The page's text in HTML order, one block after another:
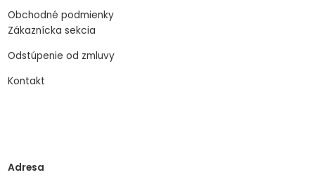
Obchodné podmienky
Zákaznícka sekcia
Odstúpenie od zmluvy
Kontakt
Adresa